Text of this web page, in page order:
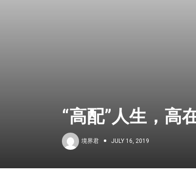
“高配”人生，高
境界君 JULY 16, 2019